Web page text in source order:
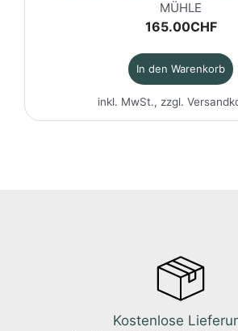
MÜHLE
165.00CHF
In den Warenkorb
inkl. MwSt., zzgl.
Kostenlose